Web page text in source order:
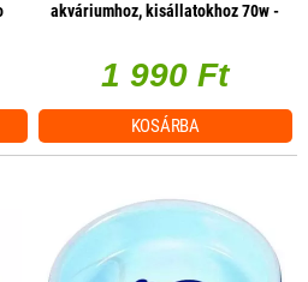
akváriumhoz, kisállatokhoz 70w -
1 990 Ft
KOSÁRBA